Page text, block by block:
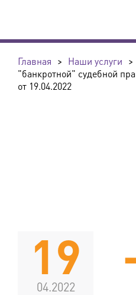
Главная > Наши услуги >
"банкротной" судебной
от 19.04.2022
19
04.2022